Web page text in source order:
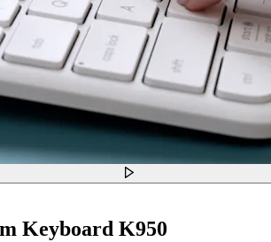
Keyboard K950